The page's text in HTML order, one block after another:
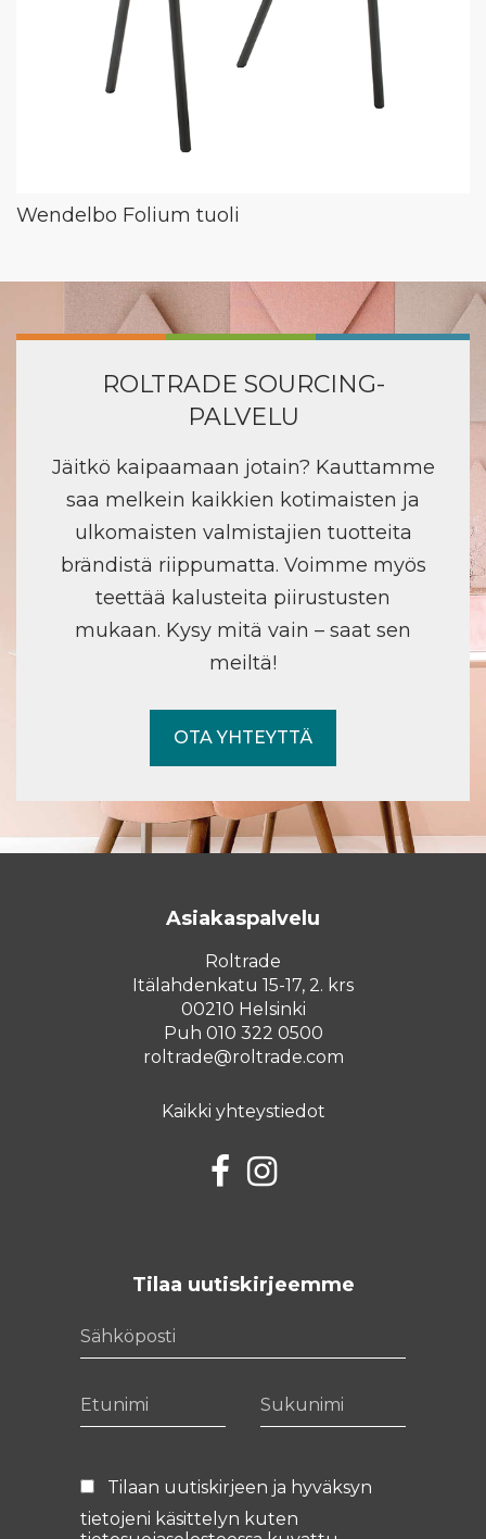
Wendelbo Folium tuoli
ROLTRADE SOURCING-
PALVELU
Jäitkö kaipaamaan jotain? Kauttamme
saa melkein kaikkien kotimaisten ja
ulkomaisten valmistajien tuotteita
brändistä riippumatta. Voimme myös
teettää kalusteita piirustusten
mukaan. Kysy mitä vain – saat sen
meiltä!
OTA YHTEYTTÄ
Asiakaspalvelu
Roltrade
Itälahdenkatu 15-17, 2. krs
00210 Helsinki
Puh 010 322 0500
roltrade@roltrade.com
Kaikki yhteystiedot
FacebookInstagram
Tilaa uutiskirjeemme
Tilaan uutiskirjeen ja hyväksyn
tietojeni käsittelyn kuten